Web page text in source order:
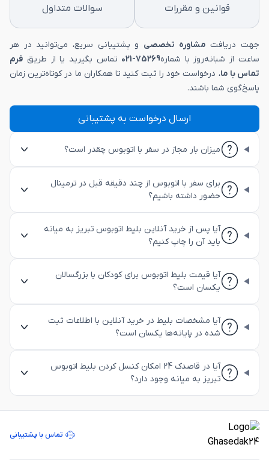
قوانین و مقررات سوالات متداول
جهت دریافت مشاوره تخصصی و پشتیبانی سریع، می‌توانید در هر
ساعت از شبانه‌روز با شماره75269-021 تماس بگیرید یا از طریق فرم
تماس با ما، درخواست خود را ثبت کنید تا همکاران ما در کوتاه‌ترین زمان
پاسخ‌گوی شما باشند.
ارسال درخواست به پشتیبانی
میزان بار مجاز در سفر با اتوبوس چقدر است؟
برای سفر با اتوبوس از چند دقیقه قبل در ترمینال
حضور داشته باشیم؟
آیا پس از خرید آنلاین بلیط اتوبوس تبریز به میانه
باید آن را چاپ کنیم؟
آیا قیمت بلیط اتوبوس برای کودکان با بزرگسالان
یکسان است؟
آیا مشخصات بلیط در خرید آنلاین با اطلاعات ثبت
شده در پایانه‌ها یکسان است؟
آیا در قاصدک 24 امکان کنسل کردن بلیط اتوبوس
تبریز به میانه وجود دارد؟
تماس با پشتیبانی